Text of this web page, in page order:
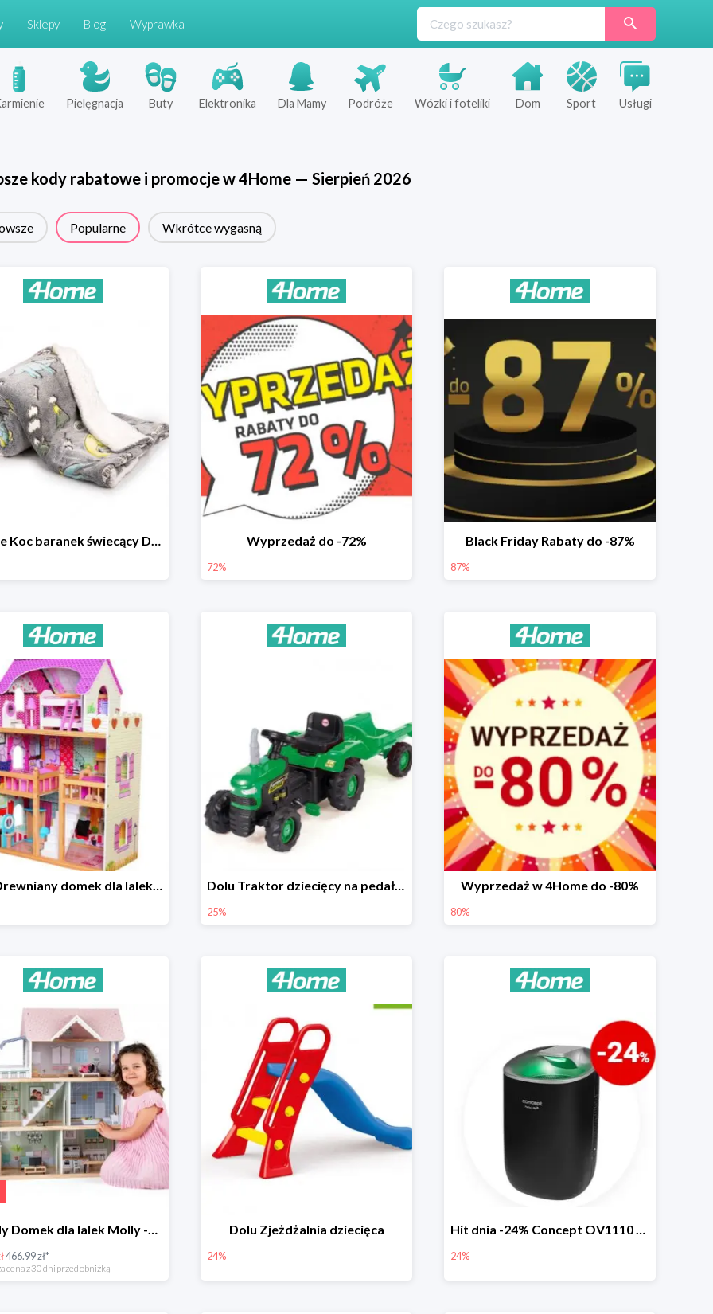
Sklepy Blog Wyprawka
Pielęgnacja Buty Elektronika Dla Mamy Podróże Wózki i foteliki Dom Sport Usługi
kody rabatowe i promocje w4Home— Sierpień 2026
Popularne Wkrótce wygasną
4Home Koc baranek świecący Dino Wyprzedaż do -72%
72%
Black Friday Rabaty do -87%
87%
Bino Drewniany domek dla lalek z mebelkami -33% Dolu Traktor dziecięcy na pedały z przyczepką -25%
25%
Wyprzedaż w 4Home do -80%
80%
Woody Domek dla lalek Molly -78zł
466.99 zł*
cena z 30 dni przed obniżką
Dolu Zjeżdżalnia dziecięca
24%
Hit dnia -24% Concept OV1110 osuszacz powietrza Perfect Air
24%